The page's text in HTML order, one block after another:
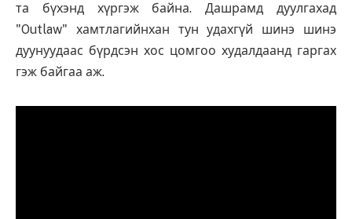
та бүхэнд хүргэж байна. Дашрамд дуулгахад
"Outlaw" хамтлагийнхан тун удахгүй шинэ шинэ
дуунуудаас бүрдсэн хос цомгоо худалдаанд гаргах
гэж байгаа аж.